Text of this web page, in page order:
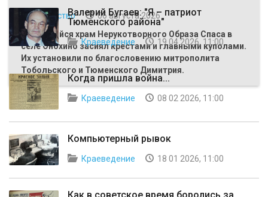
Общество
06 августа 2026
Строящийся храм Нерукотворного Образа Спаса в
селе Онохино засиял крестами и главными куполами.
Их установили по благословению митрополита
Тобольского и Тюменского Димитрия.
Валерий Бугаев: "Я – патриот
Тюменского района"
Краеведение 19 04 2026, 11:00
Когда пришла война...
Краеведение 08 02 2026, 11:00
Компьютерный рывок
Краеведение 18 01 2026, 11:00